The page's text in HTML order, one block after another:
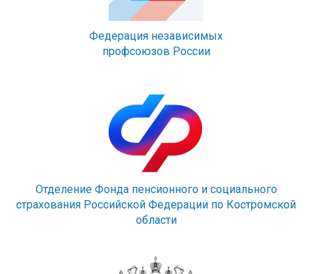
Федерация независимых
профсоюзов России
Отделение Фонда пенсионного и социального
страхования Российской Федерации по Костромской
области